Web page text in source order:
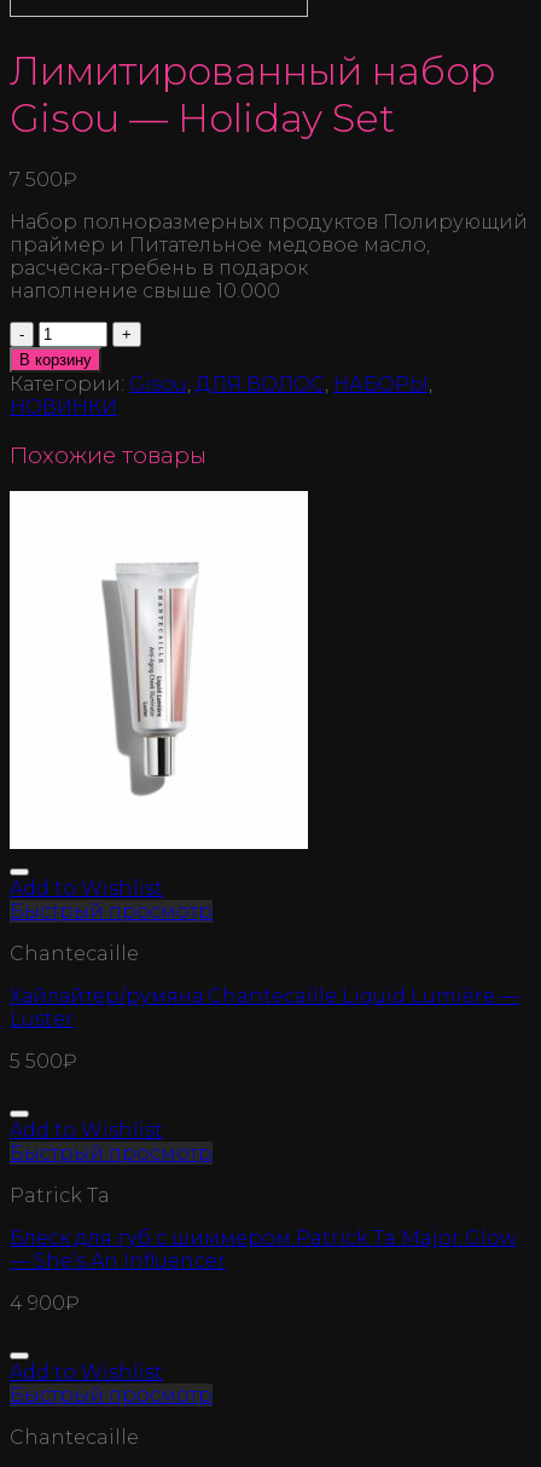
Лимитированный набор
Gisou — Holiday Set
7 500₽
Набор полноразмерных продуктов Полирующий
праймер и Питательное медовое масло,
расческа-гребень в подарок
наполнение свыше 10.000
Количество
В корзину
Категории: Gisou, ДЛЯ ВОЛОС, НАБОРЫ,
НОВИНКИ
Похожие товары
Add to Wishlist
Быстрый просмотр
Chantecaille
Хайлайтер/румяна Chantecaille Liquid Lumière —
Luster
5 500₽
Add to Wishlist
Быстрый просмотр
Patrick Ta
Блеск для губ с шиммером Patrick Ta Major Glow
— She’s An Influencer
4 900₽
Add to Wishlist
Быстрый просмотр
Chantecaille